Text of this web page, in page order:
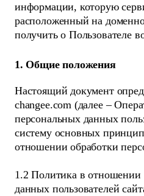
информации, которую
расположенный на
получить о Пользователе
1. Общие положения
Настоящий документ
changee.com (далее –
персональных данных
систему основных
отношении обработки
1.2 Политика в отношении
данных пользователей